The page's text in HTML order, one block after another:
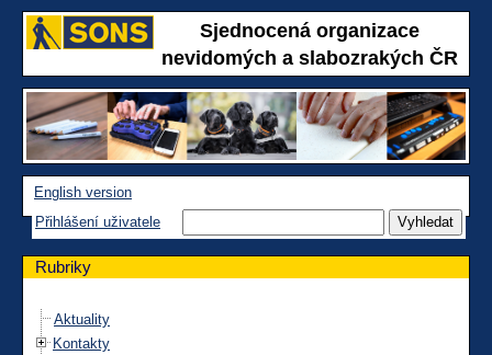
Sjednocená organizace
nevidomých a slabozrakých ČR
English version
Přihlášení uživatele
Rubriky
Aktuality
Kontakty